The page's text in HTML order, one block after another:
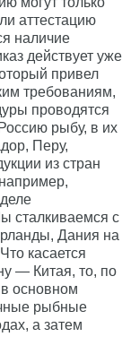
аттестацию
наличие
действует уже
привел
требованиям,
проводятся
рыбу, в их
Перу,
из стран
сталкиваемся с
Дания на
касается
— Китая, то, по
основном
рыбные
а затем